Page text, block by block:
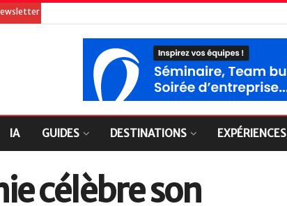
IA GUIDES DESTINATIONS EXPÉRIENCES
célèbre son